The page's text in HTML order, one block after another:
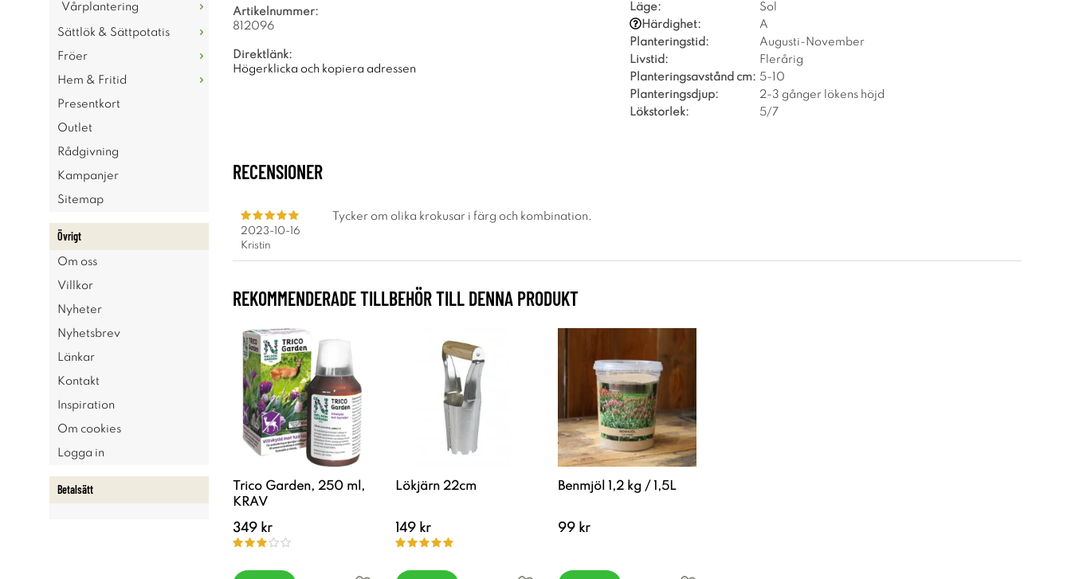
Vårplantering
Sättlök & Sättpotatis
Fröer
Hem & Fritid
Presentkort
Outlet
Rådgivning
Kampanjer
Sitemap
Övrigt
Om oss
Villkor
Nyheter
Nyhetsbrev
Länkar
Kontakt
Inspiration
Om cookies
Logga in
Betalsätt
Läge:
Sol
Härdighet:
A
Planteringstid:
Augusti-November
Livstid:
Flerårig
Planteringsavstånd cm: 5-10
Planteringsdjup:
2-3 gånger lökens höjd
Lökstorlek:
5/7
Artikelnummer:
812096
Direktlänk:
Högerklicka och kopiera adressen
RECENSIONER
2023-10-16
Kristin
Tycker om olika krokusar i färg och kombination.
REKOMMENDERADE TILLBEHÖR TILL DENNA PRODUKT
Trico Garden, 250 ml,
KRAV
349 kr
Lökjärn 22cm
149 kr
Benmjöl 1,2 kg / 1,5L
99 kr